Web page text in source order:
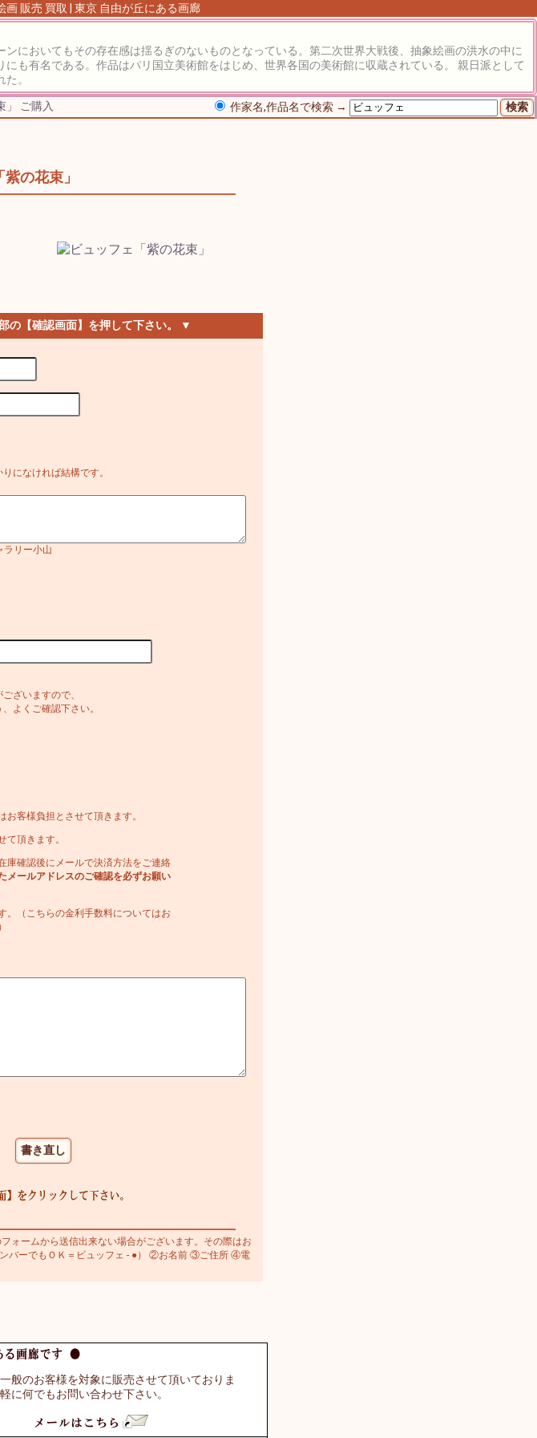
画 販売 買取 | 東京 自由が丘にある画廊
においてもその存在感は揺るぎのないものとなっている。第二次世界大戦後、抽象絵画の洪水の中に
も有名である。作品はパリ国立美術館をはじめ、世界各国の美術館に収蔵されている。 親日派として
。
」 ご購入 作家名,作品名で検索 →
の花束」
の【確認画面】を押して下さい。 ▼
りになければ結構です。
ラリー小山
ざいますので、
よくご確認下さい。
客様負担とさせて頂きます。
て頂きます。
庫確認後にメールで決済方法をご連絡
メールアドレスのご確認を必ずお願い
。（こちらの金利手数料についてはお
ォームから送信出来ない場合がございます。その際はお
バーでもＯＫ＝ビュッフェ - ●） ②お名前 ③ご住所 ④電
般のお客様を対象に販売させて頂いておりま
に何でもお問い合わせ下さい。